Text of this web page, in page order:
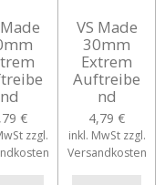
nd
€
zzgl.
VS Made
30mm
Extrem
Auftreibe
nd
4,79 €
inkl. MwSt zzgl.
Versandkosten